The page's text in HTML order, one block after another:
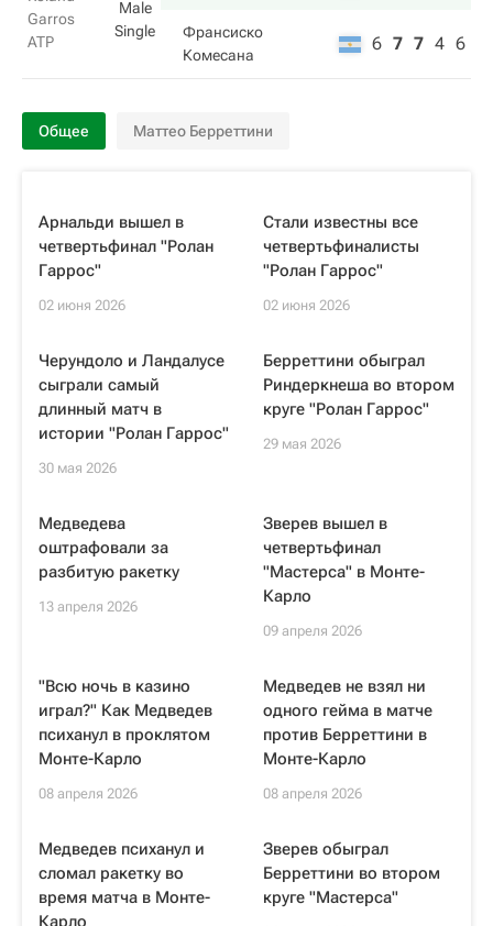
Garros
ATP
Male
Single
Франсиско
Комесана
6 7 7 4 6
Общее Маттео Берреттини
Арнальди вышел в
четвертьфинал "Ролан
Гаррос"
02 июня 2026
Стали известны все
четвертьфиналисты
"Ролан Гаррос"
02 июня 2026
Черундоло и Ландалусе
сыграли самый
длинный матч в
истории "Ролан Гаррос"
30 мая 2026
Берреттини обыграл
Риндеркнеша во втором
круге "Ролан Гаррос"
29 мая 2026
Медведева
оштрафовали за
разбитую ракетку
13 апреля 2026
Зверев вышел в
четвертьфинал
"Мастерса" в Монте-
Карло
09 апреля 2026
"Всю ночь в казино
играл?" Как Медведев
психанул в проклятом
Монте-Карло
08 апреля 2026
Медведев не взял ни
одного гейма в матче
против Берреттини в
Монте-Карло
08 апреля 2026
Медведев психанул и
сломал ракетку во
время матча в Монте-
Карло
Зверев обыграл
Берреттини во втором
круге "Мастерса"